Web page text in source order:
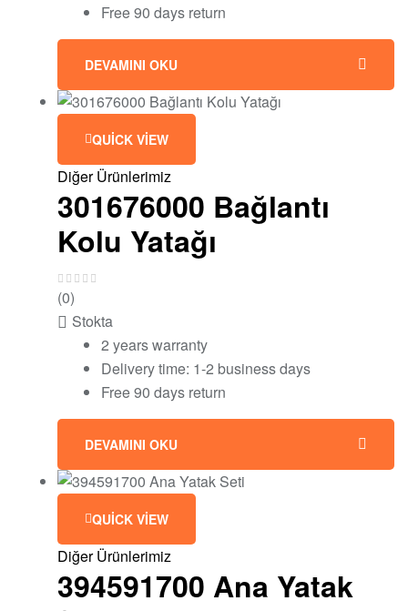
Free 90 days return
DEVAMINI OKU
QUICK VIEW
Diğer Ürünlerimiz
301676000 Bağlantı
Kolu Yatağı
(0)
Stokta
2 years warranty
Delivery time: 1-2 business days
Free 90 days return
DEVAMINI OKU
QUICK VIEW
Diğer Ürünlerimiz
394591700 Ana Yatak